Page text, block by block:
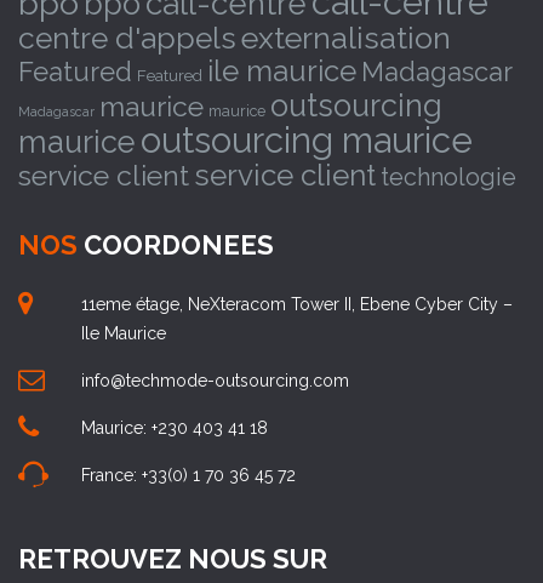
centre d'appelsexternalisation
Featured Featured ile maurice Madagascar
Madagascar maurice maurice outsourcing
maurice outsourcing maurice
service clientservice client technologie
NOS COORDONEES
11eme étage, NeXteracom Tower II, Ebene Cyber City –
Ile Maurice
info@techmode-outsourcing.com
Maurice: +230 403 41 18
France: +33(0) 1 70 36 45 72
RETROUVEZ NOUS SUR